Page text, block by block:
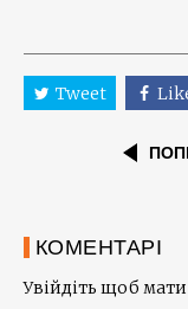
Tweet
КОМЕНТАРІ
Увійдіть щоб